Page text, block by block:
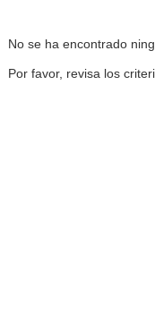
No se ha encontrado
Por favor, revisa los